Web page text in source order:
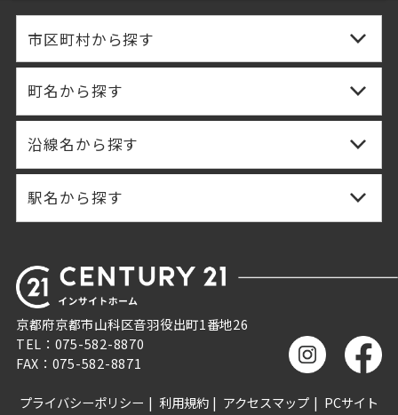
市区町村から探す
町名から探す
沿線名から探す
駅名から探す
京都府京都市山科区音羽役出町1番地26
TEL：075-582-8870
FAX：075-582-8871
プライバシーポリシー 利用規約 アクセスマップ PCサイト